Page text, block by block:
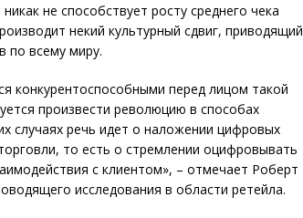
не способствует росту среднего чека
некий культурный сдвиг, приводящий
по всему миру.
конкурентоспособными перед лицом такой
произвести революцию в способах
случаях речь идет о наложении цифровых
то есть о стремлении оцифровывать
с клиентом», – отмечает Роберт
исследования в области ретейла.